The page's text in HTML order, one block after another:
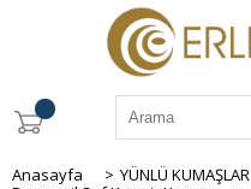
Anasayfa > YÜNLÜ KUMAŞLAR